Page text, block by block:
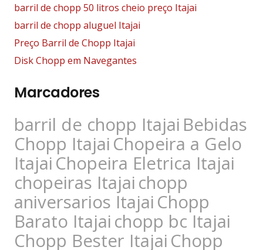
barril de chopp 50 litros cheio preço Itajai
barril de chopp aluguel Itajai
Preço Barril de Chopp Itajai
Disk Chopp em Navegantes
Marcadores
barril de chopp Itajai Bebidas
Chopp Itajai Chopeira a Gelo
Itajai Chopeira Eletrica Itajai
chopeiras Itajai chopp
aniversarios Itajai Chopp
Barato Itajai chopp bc Itajai
Chopp Bester Itajai Chopp